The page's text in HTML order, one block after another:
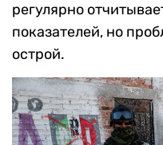
регулярно
показателей, но
острой.